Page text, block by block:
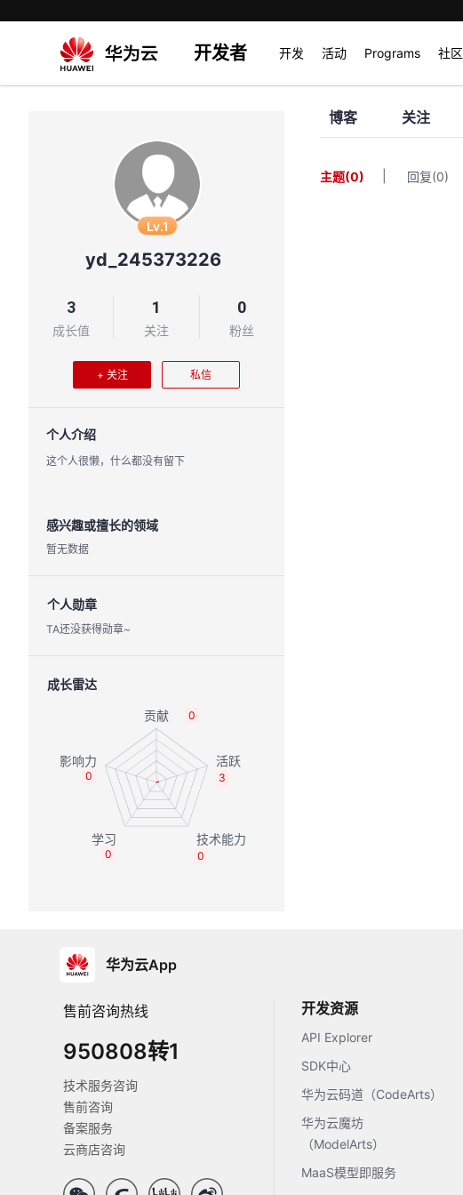
开发者 开发 活动 Programs 社区
Lv.1
yd_245373226
3
成长值
1
关注
0
粉丝
+ 关注 私信
个人介绍
这个人很懒，什么都没有留下
感兴趣或擅长的领域
暂无数据
个人勋章
TA还没获得勋章~
成长雷达
0
3
0
0
0
博客 关注
主题(0) 回复(0)
华为云App
售前咨询热线
950808转1
技术服务咨询
售前咨询
备案服务
云商店咨询
开发资源
API Explorer
SDK中心
华为云码道（CodeArts）
华为云魔坊
（ModelArts）
MaaS模型即服务